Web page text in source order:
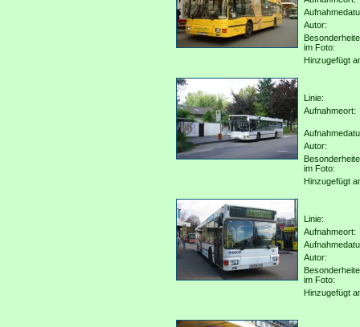
Autor:
im Foto:
Hinzugefügt
Linie:
Aufnahmeort:
Autor:
im Foto:
Hinzugefügt
Linie:
Aufnahmeort:
Autor:
im Foto:
Hinzugefügt